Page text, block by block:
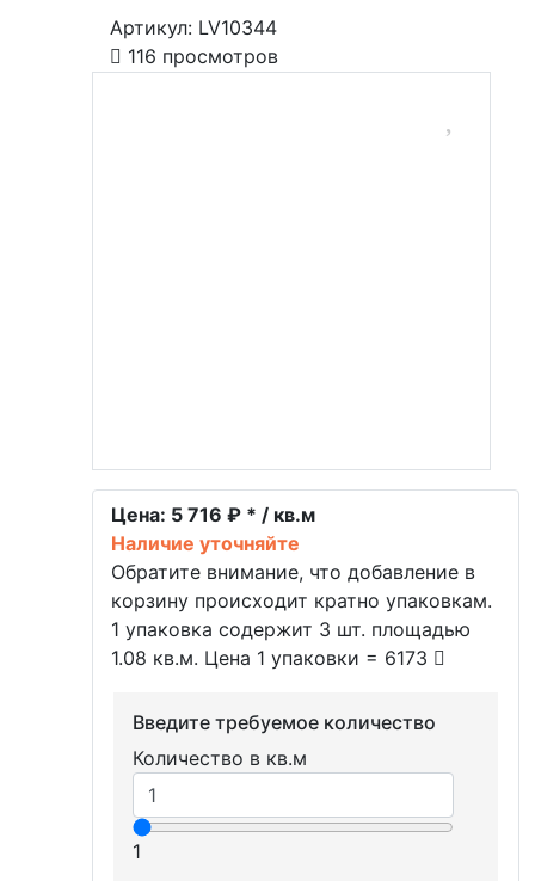
Артикул: LV10344
116 просмотров
Цена: 5 716 ₽ * / кв.м
Наличие уточняйте
Обратите внимание, что добавление в
корзину происходит кратно упаковкам.
1 упаковка содержит 3 шт. площадью
1.08 кв.м. Цена 1 упаковки = 6173
Введите требуемое количество
Количество в кв.м
1